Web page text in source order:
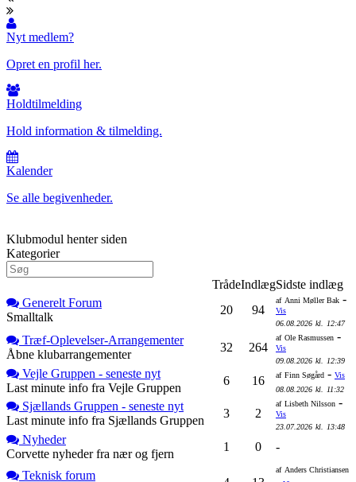
Nyt medlem?
Opret en profil her.
Holdtilmelding
Hold information & tilmelding.
Kalender
Se alle begivenheder.
Klubmodul henter siden
Kategorier
TrådeIndlægSidste indlæg
Generelt Forum
Smalltalk
20 94
af Anni Møller Bak -
Vis
06.08.2026 kl. 12:47
Træf-Oplevelser-Arrangementer
Åbne klubarrangementer
32 264
af Ole Rasmussen -
Vis
09.08.2026 kl. 12:39
Vejle Gruppen - seneste nyt
Last minute info fra Vejle Gruppen
6 16 af Finn Søgård - Vis
08.08.2026 kl. 11:32
Sjællands Gruppen - seneste nyt
Last minute info fra Sjællands Gruppen
3 2
af Lisbeth Nilsson -
Vis
23.07.2026 kl. 13:48
Nyheder
Corvette nyheder fra nær og fjern
1 0 -
Teknisk forum
af Anders Christiansen